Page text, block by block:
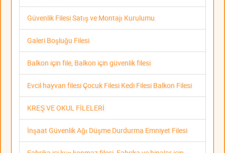
Güvenlik Filesi Satış ve Montajı Kurulumu
Galeri Boşluğu Filesi
Balkon için file, Balkon için güvenlik filesi
Evcil hayvan filesi Çocuk Filesi Kedi Filesi Balkon Filesi
KREŞ VE OKUL FİLELERİ
İnşaat Güvenlik Ağı Düşme Durdurma Emniyet Filesi